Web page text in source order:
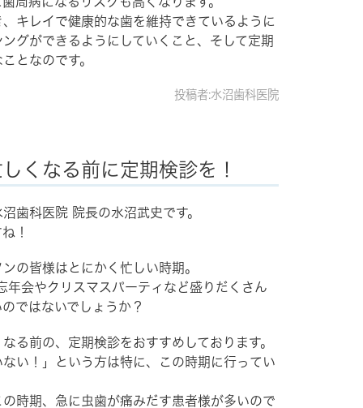
キレイで健康的な歯を維持できているように
グができるようにしていくこと、そして定期
となのです。
投稿者:水沼歯科医院
くなる前に定期検診を！
歯科医院 院長の水沼武史です。
！
の皆様はとにかく忙しい時期。
会やクリスマスパーティなど盛りだくさん
ではないでしょうか？
る前の、定期検診をおすすめしております。
い！」という方は特に、この時期に行ってい
時期、急に虫歯が痛みだす患者様が多いので